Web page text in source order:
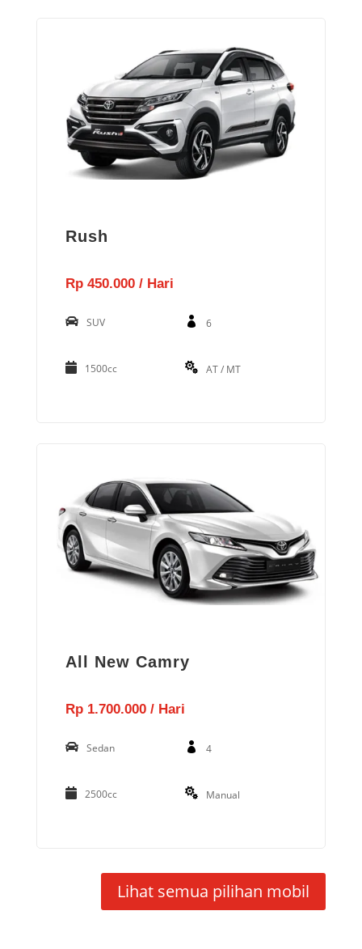
Rush
Rp 450.000 / Hari
SUV 6
1500cc AT / MT
All New Camry
Rp 1.700.000 / Hari
Sedan 4
2500cc Manual
Lihat semua pilihan mobil